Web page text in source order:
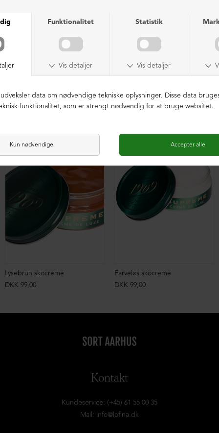
Nilfett læderfedt
Sort skocreme
Lysebrun skocreme
DKK 99,00
Farveløs skocreme
DKK 99,00
Kontakt
Kundeservice: (+45) 61 55 00 35
Mail: info@lofina.dk